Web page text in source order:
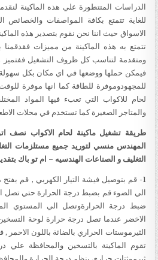
الدراسات المتتطورة علي هذه الماكينة
للغاية تتمتع بكافة المواصفات والخصائص
الاسواق حيث اننا نحن نقوم بتصدير هذه
تتمتع به هذه الماكينة من مميزات فقدقمنا
ومتقدمة لتناسب كل ظروف التشغيل ففتميز
فيمكن حملها ووضعها في اي مكان بكل سهولة
للمجهودوموفرة للطاقة كما انها موفرة
لحام للاكواب التي تعبء فيها المواد
والمتاجر الصغيرة كما تستخدم في محلات
طريقة تشغيل ماكينة لحام الاكواب نصف
المهندس منسي لتوريد جميع مستلزمات
التغليف و الصناعات الهندسيه – ام تو باك
1- قم بتوصيل فيشة التيار الكهربي , قم بفتح
الي الضوء قم بضبط درجة الحرارة حتي تصل
ضبط درجة الحرارةوتصل الي المستوي
الاخضر عندما تصل درجة حرارة لوحة
الثيرموستات الحراري بالضائة باللون الاحمر
تقوم الماكينة بالتسخين والمحافظة علي